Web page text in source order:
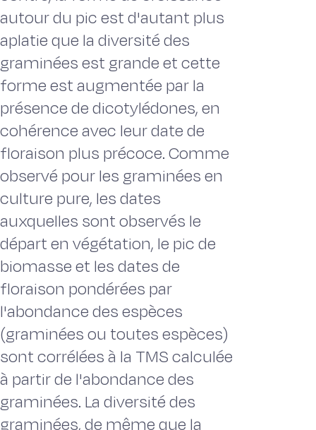
autour du pic est d'autant plus
aplatie que la diversité des
graminées est grande et cette
forme est augmentée par la
présence de dicotylédones, en
cohérence avec leur date de
floraison plus précoce. Comme
observé pour les graminées en
culture pure, les dates
auxquelles sont observés le
départ en végétation, le pic de
biomasse et les dates de
floraison pondérées par
l'abondance des espèces
(graminées ou toutes espèces)
sont corrélées à la TMS calculée
à partir de l'abondance des
graminées. La diversité des
graminées, de même que la